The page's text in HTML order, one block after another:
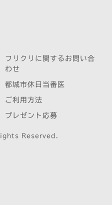
フリクリに関するお問い合
わせ
都城市休日当番医
ご利用方法
プレゼント応募
Reserved.